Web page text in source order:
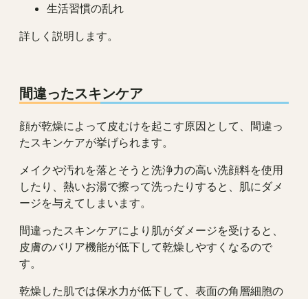
生活習慣の乱れ
詳しく説明します。
間違ったスキンケア
顔が乾燥によって皮むけを起こす原因として、間違っ
たスキンケアが挙げられます。
メイクや汚れを落とそうと洗浄力の高い洗顔料を使用
したり、熱いお湯で擦って洗ったりすると、肌にダメ
ージを与えてしまいます。
間違ったスキンケアにより肌がダメージを受けると、
皮膚のバリア機能が低下して乾燥しやすくなるので
す。
乾燥した肌では保水力が低下して、表面の角層細胞の